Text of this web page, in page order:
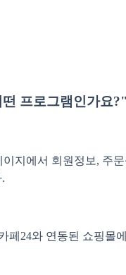
프로그램인가요?"
이지에서 회원정보, 주
페24와 연동된 쇼핑몰